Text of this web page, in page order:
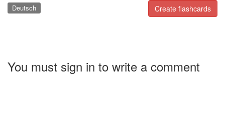
Create flashcards
Deutsch
You must sign in to write a comment